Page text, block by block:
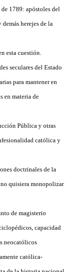
1789: apóstoles del
herejes de la
esta cuestión.
seculares del Estado
para mantener en
en materia de
Pública y otras
católica y
doctrinales de la
quisiera monopolizar
de magisterio
capacidad
neocatólicos
católica-